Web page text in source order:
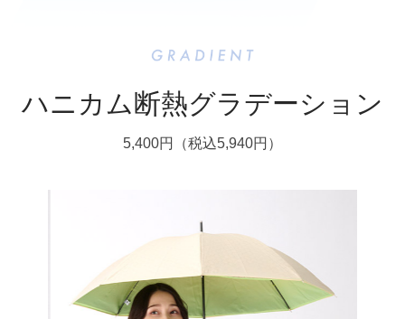
ハニカム断熱グラデーション
5,400円（税込5,940円）